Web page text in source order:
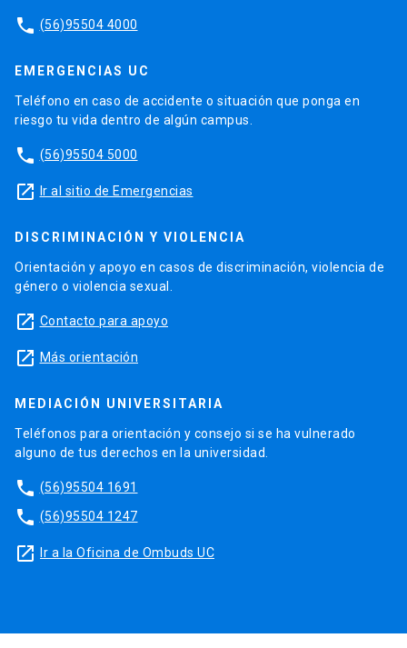
phone (56)95504 4000
EMERGENCIAS UC
Teléfono en caso de accidente o situación que ponga en
riesgo tu vida dentro de algún campus.
phone (56)95504 5000
launch Ir al sitio de Emergencias
DISCRIMINACIÓN Y VIOLENCIA
Orientación y apoyo en casos de discriminación, violencia de
género o violencia sexual.
launch Contacto para apoyo
launch Más orientación
MEDIACIÓN UNIVERSITARIA
Teléfonos para orientación y consejo si se ha vulnerado
alguno de tus derechos en la universidad.
phone (56)95504 1691
phone (56)95504 1247
launch Ir a la Oficina de Ombuds UC